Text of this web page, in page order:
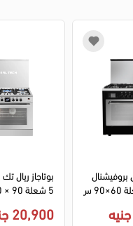
ستايل 5 شعلة 60×90 س
20,900 جنيه